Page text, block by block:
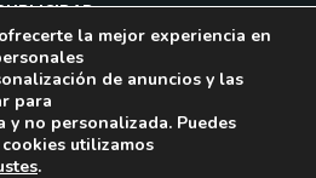
la mejor experiencia en
de anuncios y las
para
no personalizada. Puedes
utilizamos
.